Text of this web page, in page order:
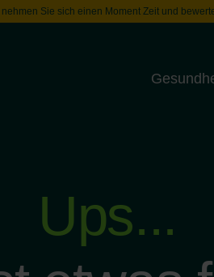
nehmen Sie sich einen Moment Zeit und
Ups...